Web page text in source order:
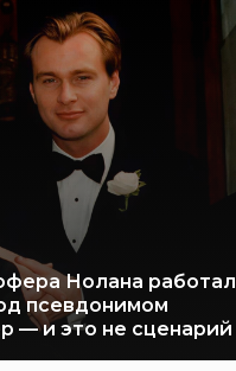
Нолана работал
псевдонимом
— и это не сценарий